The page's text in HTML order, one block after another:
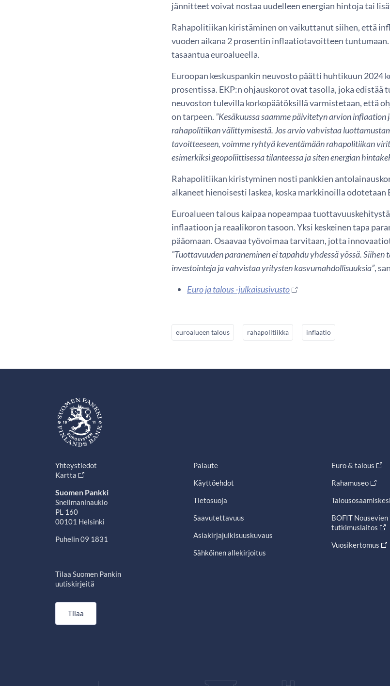
jännitteet voivat nostaa uudelleen energian hintoja tai
Rahapolitiikan kiristäminen on vaikuttanut siihen, että
vuoden aikana 2 prosentin inflaatiotavoitteen
tasaantua euroalueella.
Euroopan keskuspankin neuvosto päätti huhtikuun 2024
prosentissa. EKP:n ohjauskorot ovat tasolla, joka
neuvoston tulevilla korkopäätöksillä varmistetaan, että
on tarpeen. ”Kesäkuussa saamme päivitetyn arvion
rahapolitiikan välittymisestä. Jos arvio vahvistaa
tavoitteeseen, voimme ryhtyä keventämään rahapolitiikan
esimerkiksi geopoliittisessa tilanteessa ja siten energian
Rahapolitiikan kiristyminen nosti pankkien
alkaneet hienoisesti laskea, koska markkinoilla odotetaan
Euroalueen talous kaipaa nopeampaa
inflaatioon ja reaalikoron tasoon. Yksi keskeinen tapa
pääomaan. Osaavaa työvoimaa tarvitaan, jotta
”Tuottavuuden paraneminen ei tapahdu yhdessä yössä.
investointeja ja vahvistaa yritysten kasvumahdollisuuksia”,
Euro ja talous -julkaisusivusto
euroalueen talous rahapolitiikka inflaatio
Yhteystiedot
Kartta
Suomen Pankki
Snellmaninaukio
PL 160
00101 Helsinki
Puhelin 09 1831
Tilaa Suomen Pankin
uutiskirjeitä
Tilaa
Palaute
Käyttöehdot
Tietosuoja
Saavutettavuus
Asiakirjajulkisuuskuvaus
Sähköinen allekirjoitus
Euro & talous
Rahamuseo
BOFIT
tutkimuslaitos
Vuosikertomus